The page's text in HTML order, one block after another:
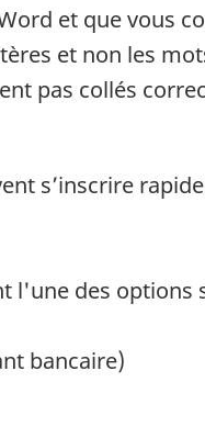
et que vous
et non les
pas collés
s’inscrire
l'une des options
bancaire)